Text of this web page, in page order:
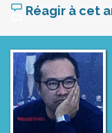
Réagir à cet